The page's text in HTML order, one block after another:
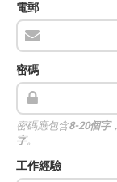
電郵
密碼
密碼應包含8-20個字
字。
工作經驗